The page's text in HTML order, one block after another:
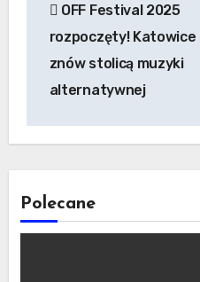
wpisu
OFF Festival 2025
rozpoczęty! Katowice
znów stolicą muzyki
alternatywnej
Polecane